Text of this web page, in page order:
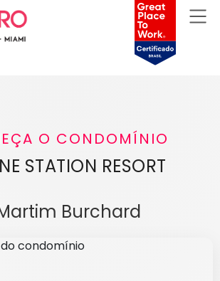
O CONDOMÍNIO
STATION RESORT
Burchard